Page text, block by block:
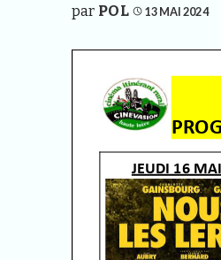
par POL 13 MAI 2024